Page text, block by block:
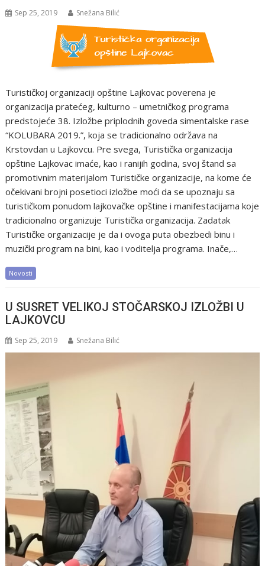
Sep 25, 2019 Snežana Bilić
Turističkoj organizaciji opštine Lajkovac poverena je
organizacija pratećeg, kulturno – umetničkog programa
predstojeće 38. Izložbe priplodnih goveda simentalske rase
“KOLUBARA 2019.”, koja se tradicionalno održava na
Krstovdan u Lajkovcu. Pre svega, Turistička organizacija
opštine Lajkovac imaće, kao i ranijih godina, svoj štand sa
promotivnim materijalom Turističke organizacije, na kome će
očekivani brojni posetioci izložbe moći da se upoznaju sa
turističkom ponudom lajkovačke opštine i manifestacijama koje
tradicionalno organizuje Turistička organizacija. Zadatak
Turističke organizacije je da i ovoga puta obezbedi binu i
muzički program na bini, kao i voditelja programa. Inače,…
Novosti
U SUSRET VELIKOJ STOČARSKOJ IZLOŽBI U
LAJKOVCU
Sep 25, 2019 Snežana Bilić